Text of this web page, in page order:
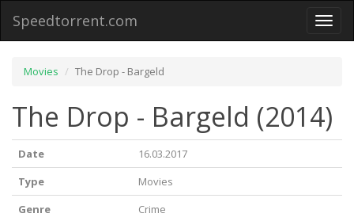
Toggle
Speedtorrent.com
Movies The Drop - Bargeld
The Drop - Bargeld (2014)
Date
16.03.2017
Type
Movies
Genre
Crime